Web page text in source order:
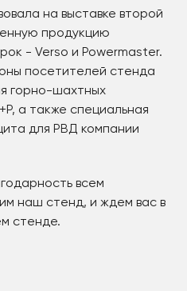
на выставке второй
продукцию
- Verso и Powermaster.
посетителей стенда
горно-шахтных
а также специальная
для РВД компании
всем
наш стенд, и ждем вас в
стенде.